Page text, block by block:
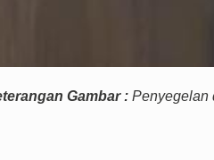
Gambar :Penyegelan